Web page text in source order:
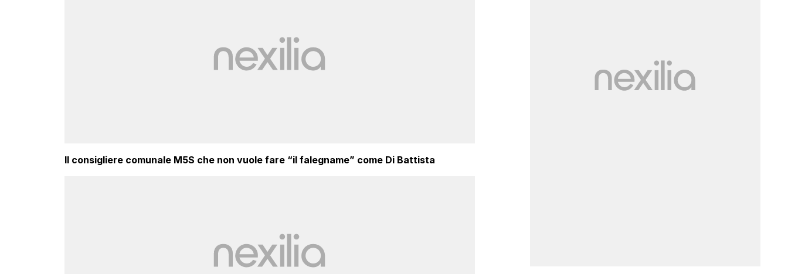
Il consigliere comunale M5S che non vuole fare “il falegname” come Di Battista